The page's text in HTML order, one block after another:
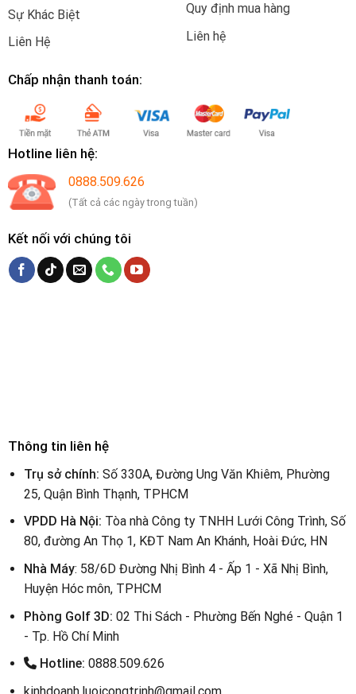
Sự Khác Biệt
Liên Hệ
Quy định mua hàng
Liên hệ
Chấp nhận thanh toán:
Hotline liên hệ:
0888.509.626
(Tất cả các ngày trong tuần)
Kết nối với chúng tôi
Thông tin liên hệ
Trụ sở chính: Số 330A, Đường Ung Văn Khiêm, Phường
25, Quận Bình Thạnh, TPHCM
VPDD Hà Nội: Tòa nhà Công ty TNHH Lưới Công Trình, Số
80, đường An Thọ 1, KĐT Nam An Khánh, Hoài Đức, HN
Nhà Máy: 58/6D Đường Nhị Bình 4 - Ấp 1 - Xã Nhị Bình,
Huyện Hóc môn, TPHCM
Phòng Golf 3D:02 Thi Sách - Phường Bến Nghé - Quận 1
- Tp. Hồ Chí Minh
Hotline: 0888.509.626
kinhdoanh.luoicongtrinh@gmail.com